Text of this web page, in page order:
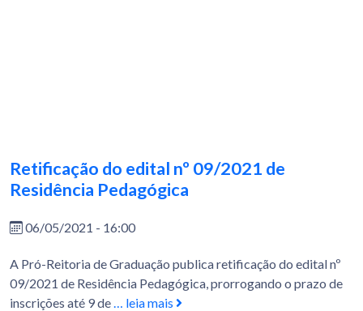
Retificação do edital nº 09/2021 de
Residência Pedagógica
06/05/2021 - 16:00
A Pró-Reitoria de Graduação publica retificação do edital nº
09/2021 de Residência Pedagógica, prorrogando o prazo de
inscrições até 9 de… leia mais